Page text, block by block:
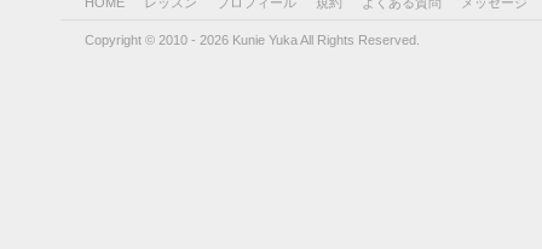
Copyright © 2010 - 2026 Kunie Yuka All Rights Reserved.